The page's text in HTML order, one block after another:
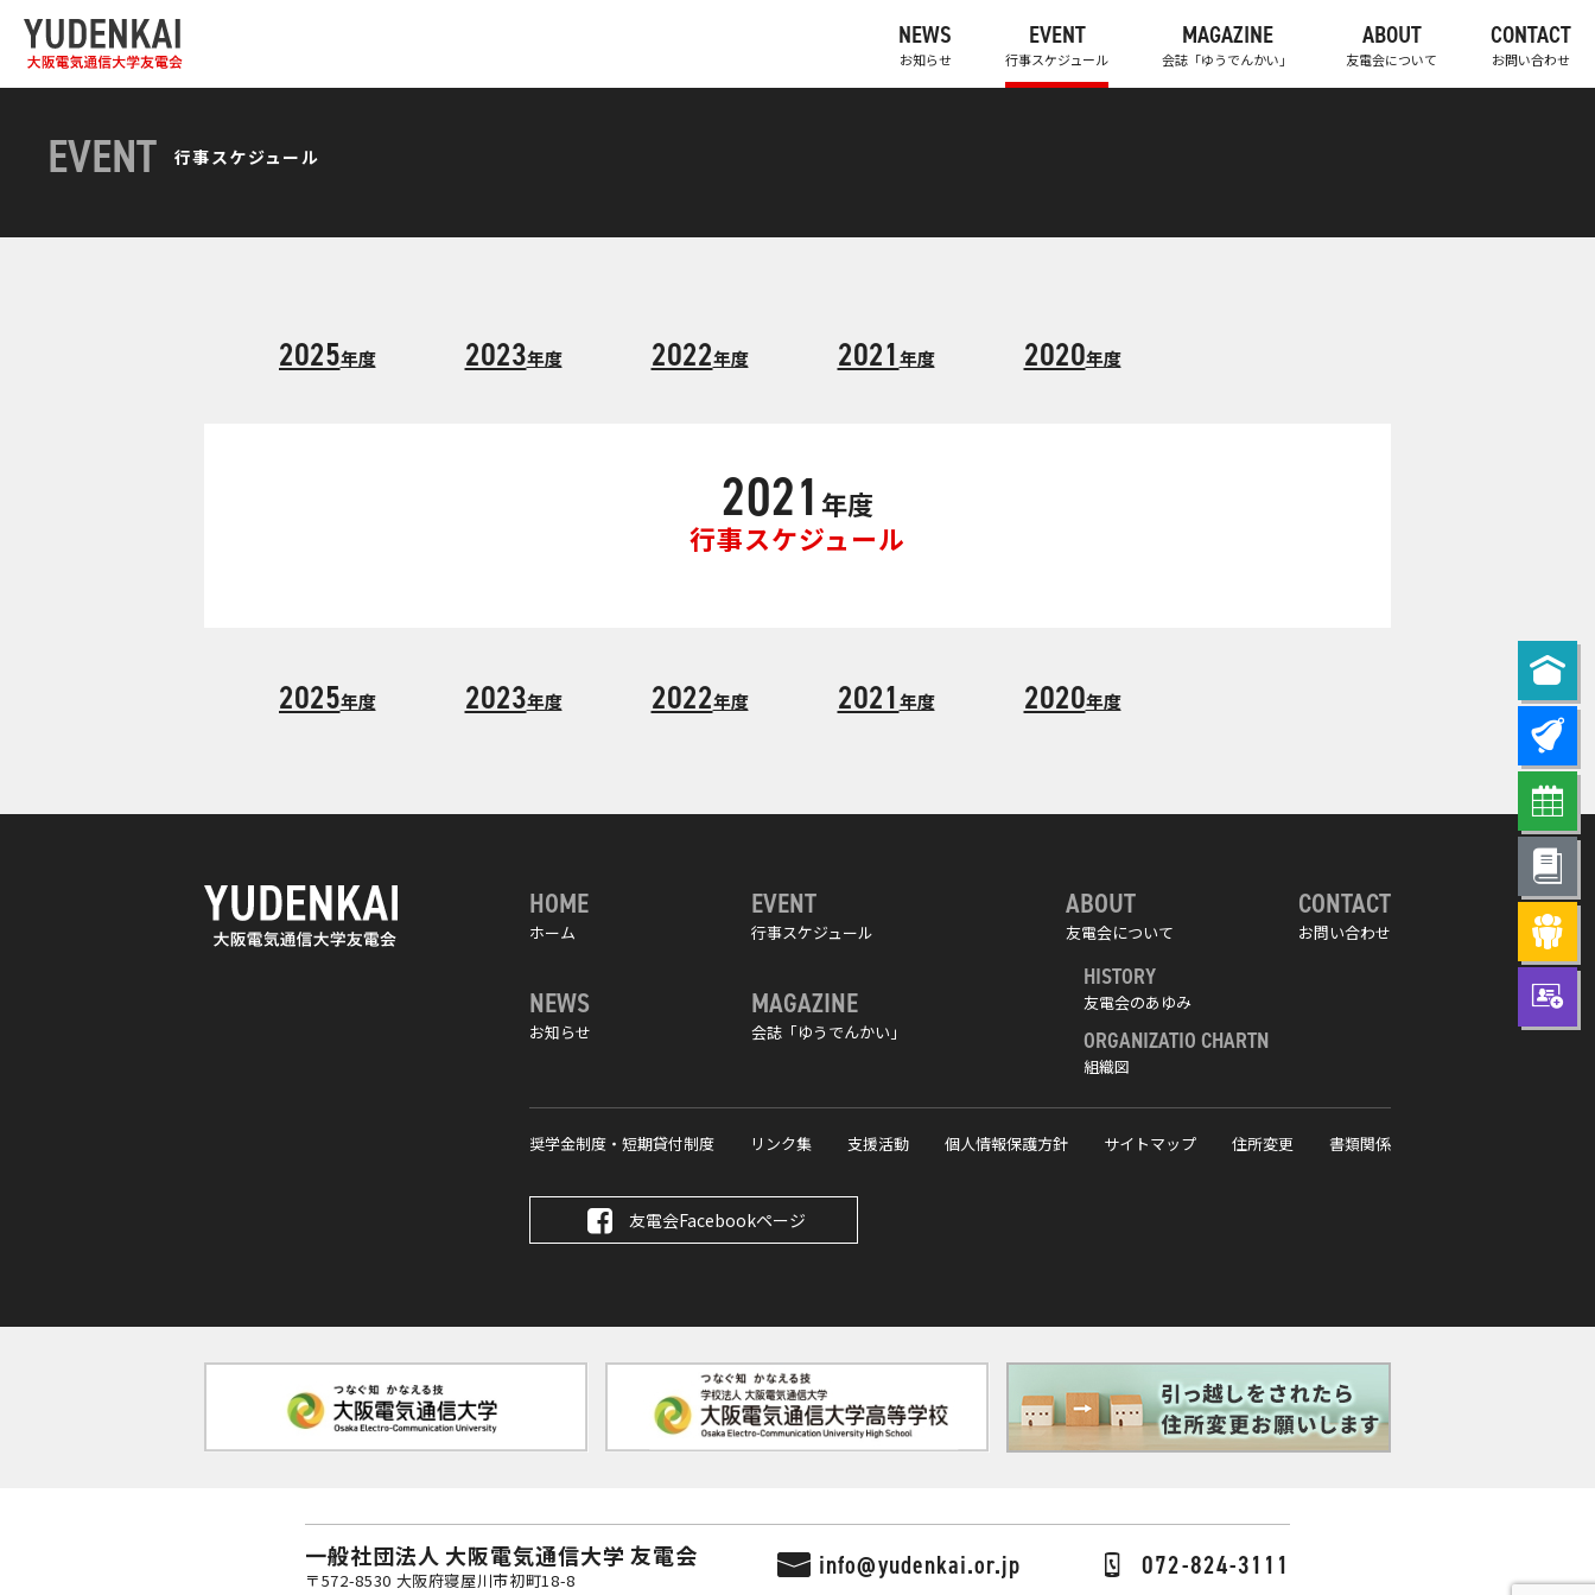
NEWS
お知らせ
EVENT
行事スケジュール
MAGAZINE
会誌「ゆうでんかい」
ABOUT
友電会について
CONTACT
お問い合わせ
EVENT 行事スケジュール
2025年度 2023年度 2022年度 2021年度 2020年度
2021 年度
行事スケジュール
2025年度 2023年度 2022年度 2021年度 2020年度
HOME
ホーム
NEWS
お知らせ
EVENT
行事スケジュール
MAGAZINE
会誌「ゆうでんかい」
ABOUT
友電会について
HISTORY
友電会のあゆみ
ORGANIZATIO CHARTN
組織図
CONTACT
お問い合わせ
奨学金制度・ 短期貸付制度 リンク集 支援活動 個人情報保護方針 サイトマップ 住所変更 書類関係
友電会Facebookページ
一般社団法人 大阪電気通信大学 友電会
〒572-8530 大阪府寝屋川市初町18-8 info@yudenkai.or.jp 072-824-3111